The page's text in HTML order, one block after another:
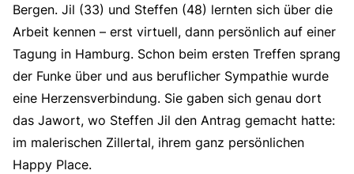
Was als kollegiale Bekanntschaft begann, entwickelte
Bergen. Jil (33) und Steffen (48) lernten sich über die
Arbeit kennen – erst virtuell, dann persönlich auf einer
Tagung in Hamburg. Schon beim ersten Treffen sprang
der Funke über und aus beruflicher Sympathie wurde
eine Herzensverbindung. Sie gaben sich genau dort
das Jawort, wo Steffen Jil den Antrag gemacht hatte:
im malerischen Zillertal, ihrem ganz persönlichen
Happy Place.